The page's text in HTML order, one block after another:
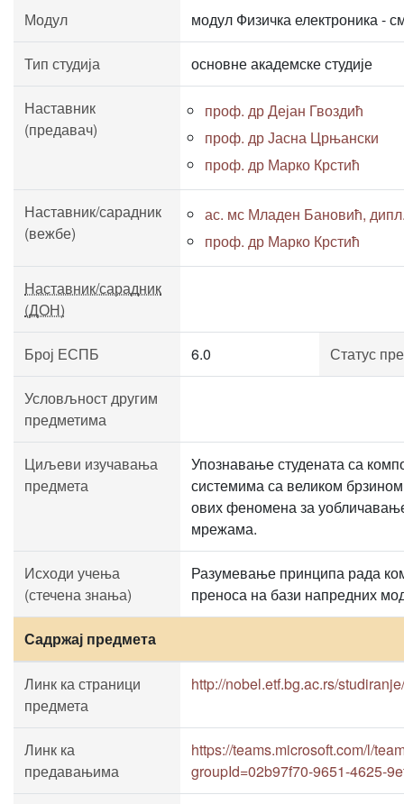
Модул модул Физичка електроника -
Тип студија основне академске студије
Наставник
(предавач)
проф. др Дејан Гвоздић
проф. др Јасна Црњански
проф. др Марко Крстић
Наставник/сарадник
(вежбе)
ас. мс Младен Бановић,
проф. др Марко Крстић
Наставник/сарадник
(ДОН)
Број ЕСПБ 6.0 Статус
Условљност другим
предметима
Циљеви изучавања
предмета
Упознавање студената са
системима са великом
ових феномена за
мрежама.
Исходи учења
(стечена знања)
Разумевање принципа рада
преноса на бази напредних
Садржај предмета
Линк ка страници
предмета
http://nobel.etf.bg.ac.rs/
Линк ка
предавањима
https://teams.microsoft.com/l/
groupId=02b97f70-9651-4625-